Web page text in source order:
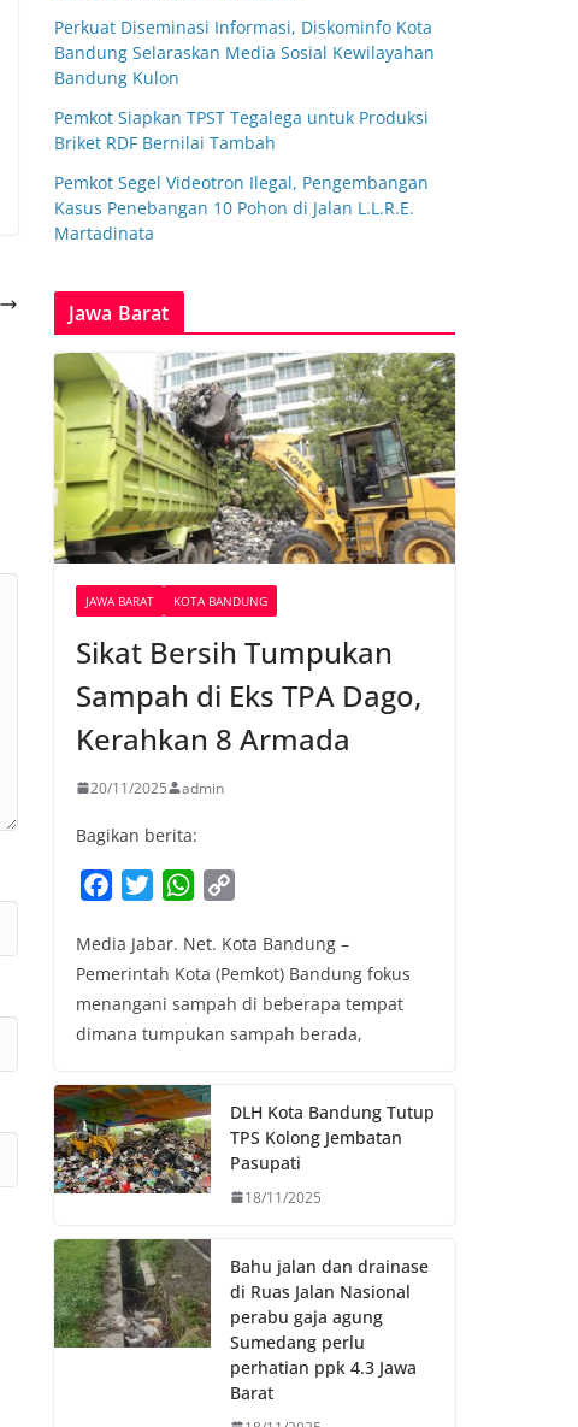
Perkuat Diseminasi Informasi, Diskominfo Kota
Bandung Selaraskan Media Sosial Kewilayahan
Bandung Kulon
Pemkot Siapkan TPST Tegalega untuk Produksi
Briket RDF Bernilai Tambah
Pemkot Segel Videotron Ilegal, Pengembangan
Kasus Penebangan 10 Pohon di Jalan L.L.R.E.
Martadinata
Jawa Barat
JAWA BARAT KOTA BANDUNG
Sikat Bersih Tumpukan
Sampah di Eks TPA Dago,
Kerahkan 8 Armada
20/11/2025 admin
Bagikan berita:
c
e
b
o
k
i
t
t
e
W
a
t
s
A
p
p
y
L
i
k
Media Jabar. Net. Kota Bandung –
Pemerintah Kota (Pemkot) Bandung fokus
menangani sampah di beberapa tempat
dimana tumpukan sampah berada,
DLH Kota Bandung Tutup
TPS Kolong Jembatan
Pasupati
18/11/2025
Bahu jalan dan drainase
di Ruas Jalan Nasional
perabu gaja agung
Sumedang perlu
perhatian ppk 4.3 Jawa
Barat